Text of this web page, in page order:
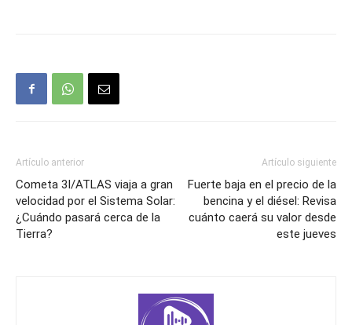
Artículo anterior
Cometa 3I/ATLAS viaja a gran
velocidad por el Sistema Solar:
¿Cuándo pasará cerca de la
Tierra?
Artículo siguiente
Fuerte baja en el precio de la
bencina y el diésel: Revisa
cuánto caerá su valor desde
este jueves